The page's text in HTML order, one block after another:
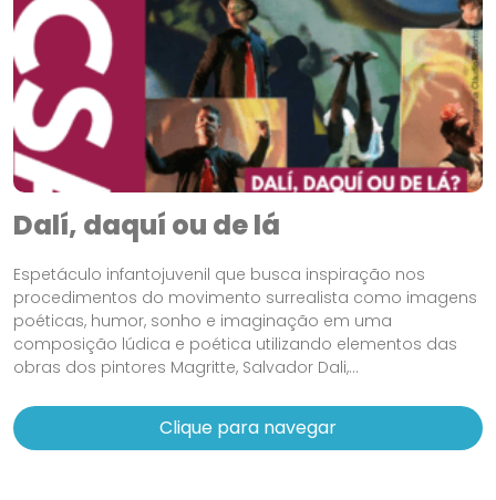
Dalí, daquí ou de lá
Espetáculo infantojuvenil que busca inspiração nos
procedimentos do movimento surrealista como imagens
poéticas, humor, sonho e imaginação em uma
composição lúdica e poética utilizando elementos das
obras dos pintores Magritte, Salvador Dali,...
Clique para navegar